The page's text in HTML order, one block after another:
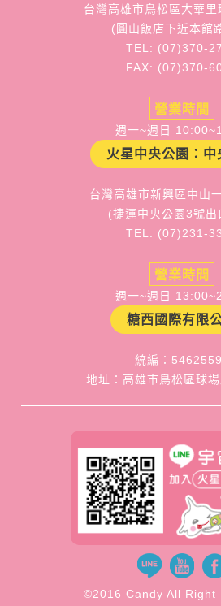
台灣高雄市鳥松區大華
(圓山飯店下近本館
TEL: (07)370-
FAX: (07)370-
營業時間
週一~週日
火星中央公園：中
台灣高雄市新興區中山
(捷運中央公園3號出
TEL: (07)231-
營業時間
週一~週日
糖西國際有限
統編：
地址：高雄市鳥松區球
©2016 Candy All Right